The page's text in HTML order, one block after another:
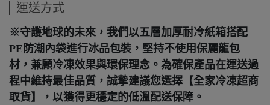
運送方式
※守護地球的未來，我們以五層加厚耐冷紙箱搭配
PE防潮內袋進行冰品包裝，堅持不使用保麗龍包
材，兼顧冷凍效果與環保理念。為確保產品在運送過
程中維持最佳品質，誠摯建議您選擇【全家冷凍超商
取貨】，以獲得更穩定的低溫配送保障。